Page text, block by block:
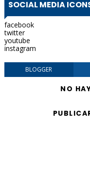
SOCIAL MEDIA
facebook
twitter
youtube
instagram
BLOGGER
NO